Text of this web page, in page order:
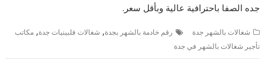
جده الصفا باحترافية عالية وبأقل سعر.
شغالات بالشهر جدة رقم خادمة بالشهر بجدة, شغالات فلبينيات جدة,مكاتب
تأجير شغالات بالشهر في جدة